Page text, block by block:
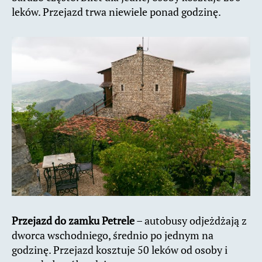
leków. Przejazd trwa niewiele ponad godzinę.
Przejazd do zamku Petrele– autobusy odjeżdżają z
dworca wschodniego, średnio po jednym na
godzinę. Przejazd kosztuje 50 leków od osoby i